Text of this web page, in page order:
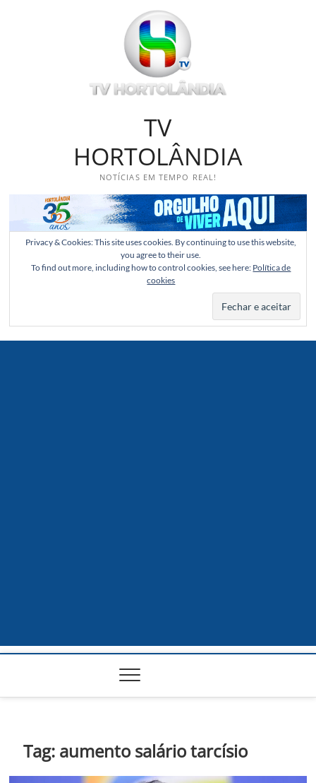
TV
HORTOLÂNDIA
NOTÍCIAS EM TEMPO REAL!
Privacy & Cookies: This site uses cookies. By continuing to use this website,
you agree to their use.
To find out more, including how to control cookies, see here: Política de
cookies
Tag: aumento salário tarcísio